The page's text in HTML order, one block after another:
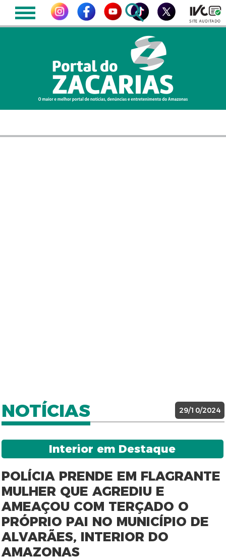
NOTÍCIAS 29/10/2024
Interior em Destaque
POLÍCIA PRENDE EM FLAGRANTE
MULHER QUE AGREDIU E
AMEAÇOU COM TERÇADO O
PRÓPRIO PAI NO MUNICÍPIO DE
ALVARÃES, INTERIOR DO
AMAZONAS